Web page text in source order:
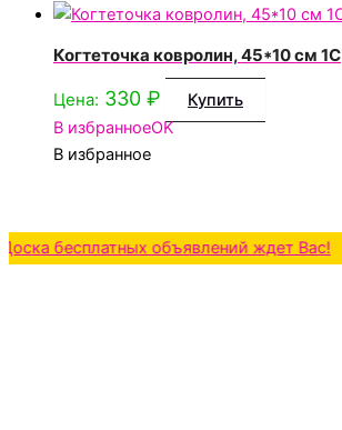
Когтеточка ковролин, 45*10 см 1С
Цена: 330 ₽
Купить
В избранноеOK
В избранное
объявлений ждет Вас!